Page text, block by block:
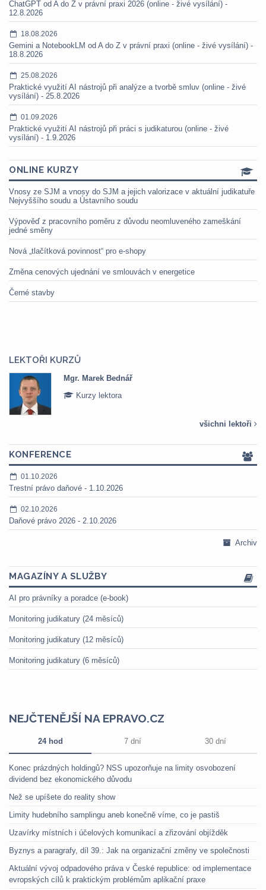
ChatGPT od A do Z v právní praxi 2026 (online - živé vysílání) -
12.8.2026
18.08.2026
Gemini a NotebookLM od A do Z v právní praxi (online - živé vysílání) -
18.8.2026
25.08.2026
Praktické využití AI nástrojů při analýze a tvorbě smluv (online - živé
vysílání) - 25.8.2026
01.09.2026
Praktické využití AI nástrojů při práci s judikaturou (online - živé
vysílání) - 1.9.2026
ONLINE KURZY
Vnosy ze SJM a vnosy do SJM a jejich valorizace v aktuální judikatuře
Nejvyššího soudu a Ústavního soudu
Výpověď z pracovního poměru z důvodu neomluveného zameškání
jedné směny
Nová „tlačítková povinnost“ pro e-shopy
Změna cenových ujednání ve smlouvách v energetice
Černé stavby
LEKTOŘI KURZŮ
Mgr. Marek Bednář
Kurzy lektora
všichni lektoři
KONFERENCE
01.10.2026
Trestní právo daňové - 1.10.2026
02.10.2026
Daňové právo 2026 - 2.10.2026
Archiv
MAGAZÍNY A SLUŽBY
AI pro právníky a poradce (e-book)
Monitoring judikatury (24 měsíců)
Monitoring judikatury (12 měsíců)
Monitoring judikatury (6 měsíců)
NEJČTENĚJŠÍ NA EPRAVO.CZ
24 hod 7 dní 30 dní
Konec prázdných holdingů? NSS upozorňuje na limity osvobození
dividend bez ekonomického důvodu
Než se upíšete do reality show
Limity hudebního samplingu aneb konečně víme, co je pastiš
Uzavírky místních i účelových komunikací a zřizování objížděk
Byznys a paragrafy, díl 39.: Jak na organizační změny ve společnosti
Aktuální vývoj odpadového práva v České republice: od implementace
evropských cílů k praktickým problémům aplikační praxe